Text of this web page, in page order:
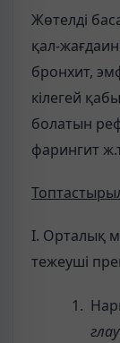
Жөтелді
қал-
бронхит,
кілегей
болатын
фарингит
І. Орталық
тежеуші